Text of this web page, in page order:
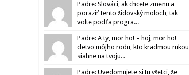
Padre: Slováci, ak chcete zmenu a
poraziť tento židovský moloch, tak
volte podľa progra...
Padre: A ty, mor ho! – hoj, mor ho!
detvo môjho rodu, kto kradmou rukou
siahne na tvoju...
Padre: Uvedomujete si tu všetci, že